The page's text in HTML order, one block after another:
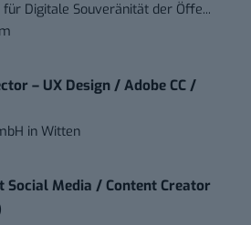
Digitale Souveränität der Öffe...
– UX Design / Adobe CC /
inWitten
Social Media / Content Creator